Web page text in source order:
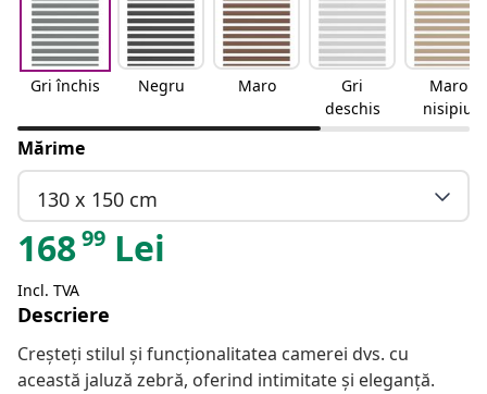
Gri închis Negru Maro
Gri
deschis
Maro
nisipiu
Mărime
130 x 150 cm
16899 Lei
Incl. TVA
Descriere
Creșteți stilul și funcționalitatea camerei dvs. cu
această jaluză zebră, oferind intimitate și eleganță.